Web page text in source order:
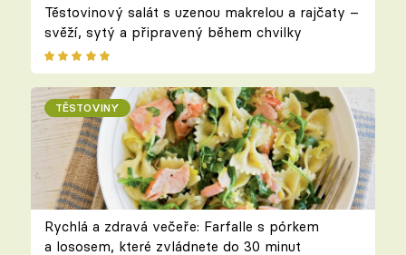
Těstovinový salát s uzenou makrelou a rajčaty –
svěží, sytý a připravený během chvilky
TĚSTOVINY
Rychlá a zdravá večeře: Farfalle s pórkem
a lososem, které zvládnete do 30 minut